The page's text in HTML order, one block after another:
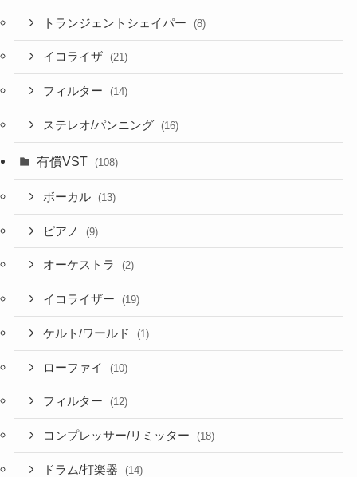
トランジェントシェイパー (8)
イコライザ (21)
フィルター (14)
ステレオ/パンニング (16)
有償VST (108)
ボーカル (13)
ピアノ (9)
オーケストラ (2)
イコライザー (19)
ケルト/ワールド (1)
ローファイ (10)
フィルター (12)
コンプレッサー/リミッター (18)
ドラム/打楽器 (14)